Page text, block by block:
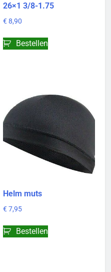
26×1 3/8-1.75
€ 8,90
Bestellen
Helm muts
€ 7,95
Bestellen